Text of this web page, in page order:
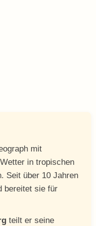
mit
in tropischen
Seit über 10 Jahren
bereitet sie für
teilt er seine